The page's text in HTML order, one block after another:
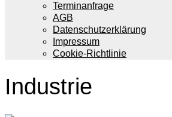
Terminanfrage
AGB
Datenschutzerklärung
Impressum
Cookie-Richtlinie
Industrie